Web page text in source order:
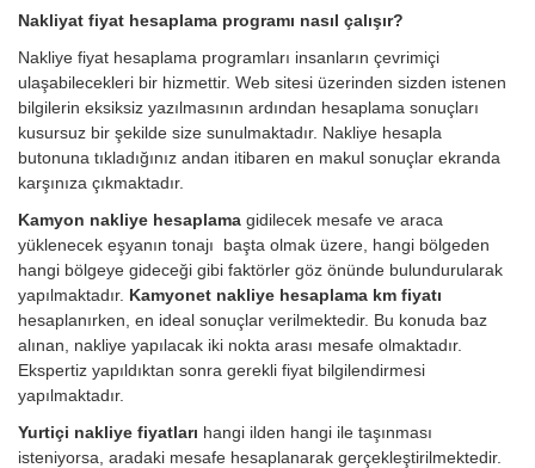
Nakliyat fiyat hesaplama programı nasıl çalışır?
Nakliye fiyat hesaplama programları insanların çevrimiçi
ulaşabilecekleri bir hizmettir. Web sitesi üzerinden sizden istenen
bilgilerin eksiksiz yazılmasının ardından hesaplama sonuçları
kusursuz bir şekilde size sunulmaktadır. Nakliye hesapla
butonuna tıkladığınız andan itibaren en makul sonuçlar ekranda
karşınıza çıkmaktadır.
Kamyon nakliye hesaplama gidilecek mesafe ve araca
yüklenecek eşyanın tonajı başta olmak üzere, hangi bölgeden
hangi bölgeye gideceği gibi faktörler göz önünde bulundurularak
yapılmaktadır. Kamyonet nakliye hesaplama km fiyatı
hesaplanırken, en ideal sonuçlar verilmektedir. Bu konuda baz
alınan, nakliye yapılacak iki nokta arası mesafe olmaktadır.
Ekspertiz yapıldıktan sonra gerekli fiyat bilgilendirmesi
yapılmaktadır.
Yurtiçi nakliye fiyatları hangi ilden hangi ile taşınması
isteniyorsa, aradaki mesafe hesaplanarak gerçekleştirilmektedir.